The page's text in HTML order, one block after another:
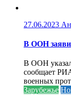
27.06.2023
В ООН
В ООН
сообщает
военных
Зарубежье